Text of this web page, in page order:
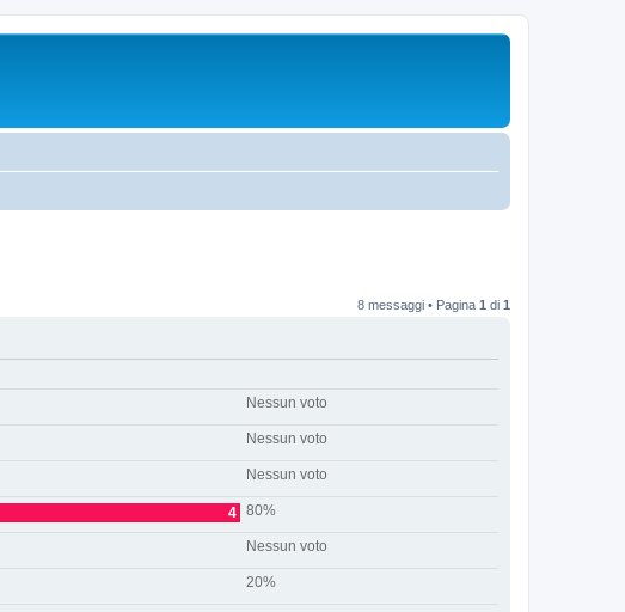
8 messaggi • Pagina 1 di 1
Nessun voto
Nessun voto
Nessun voto
4 80%
Nessun voto
20%